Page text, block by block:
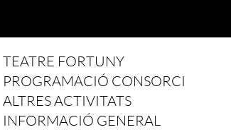
Main navigation
TEATRE FORTUNY
PROGRAMACIÓ CONSORCI
ALTRES ACTIVITATS
INFORMACIÓ GENERAL